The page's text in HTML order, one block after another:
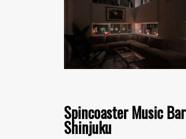
Spincoaster Music Bar
Shinjuku